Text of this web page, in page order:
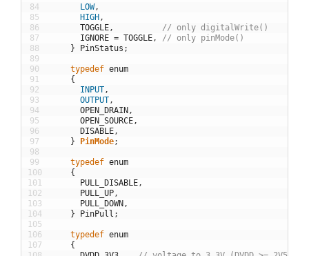
84
85
86
87
88
89
90
91
92
93
94
95
96
97
98
99
100
101
102
103
104
105
106
107
LOW,
HIGH ,
TOGGLE,
// only digitalWrite()
IGNORE = TOGGLE,
// only pinMode()
}
PinStatus ;
typedef enum
{
INPUT,
OUTPUT,
OPEN_DRAIN ,
OPEN_SOURCE,
DISABLE,
}
PinMode;
typedef enum
{
PULL_DISABLE,
PULL_UP,
PULL_DOWN ,
}
PinPull ;
typedef enum
{